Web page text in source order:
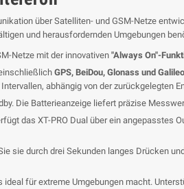
über Satelliten- und GSM-Netze
und herausfordernden Umgebungen
Netze mit der innovativen "Always On"-
GPS, BeiDou, Glonass und Galileo
abhängig von der zurückgelegten
Die Batterieanzeige liefert präzise
das XT-PRO Dual über ein angepasstes
sie durch drei Sekunden langes Drücken
für extreme Umgebungen macht.